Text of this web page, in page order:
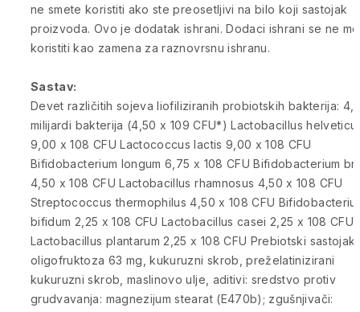
ne smete koristiti ako ste preosetljivi na bilo koji sastojak
proizvoda. Ovo je dodatak ishrani. Dodaci ishrani se ne
koristiti kao zamena za raznovrsnu ishranu.
Sastav:
Devet različitih sojeva liofiliziranih probiotskih bakterija: 4,5
milijardi bakterija (4,50 x 109 CFU*) Lactobacillus
9,00 x 108 CFU Lactococcus lactis 9,00 x 108 CFU
Bifidobacterium longum 6,75 x 108 CFU Bifidobacterium
4,50 x 108 CFU Lactobacillus rhamnosus 4,50 x 108 CFU
Streptococcus thermophilus 4,50 x 108 CFU
bifidum 2,25 x 108 CFU Lactobacillus casei 2,25 x 108 CFU
Lactobacillus plantarum 2,25 x 108 CFU Prebiotski sastojak:
oligofruktoza 63 mg, kukuruzni skrob, preželatinizirani
kukuruzni skrob, maslinovo ulje, aditivi: sredstvo protiv
grudvavanja: magnezijum stearat (E470b); zgušnjivači: